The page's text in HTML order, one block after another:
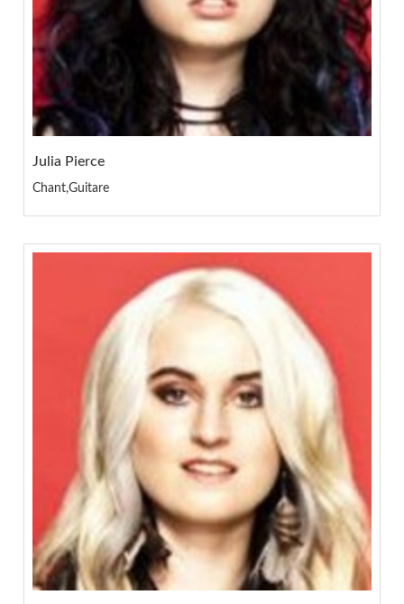
Julia Pierce
Chant,Guitare